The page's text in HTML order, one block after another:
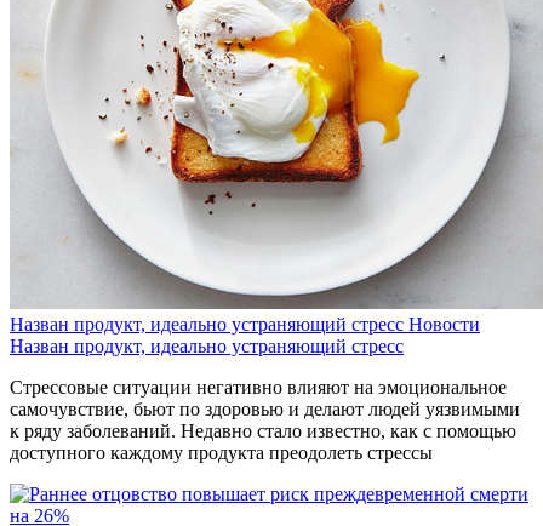
Назван продукт, идеально устраняющий стресс Новости
Назван продукт, идеально устраняющий стресс
Стрессовые ситуации негативно влияют на эмоциональное
самочувствие, бьют по здоровью и делают людей уязвимыми
к ряду заболеваний. Недавно стало известно, как с помощью
доступного каждому продукта преодолеть стрессы